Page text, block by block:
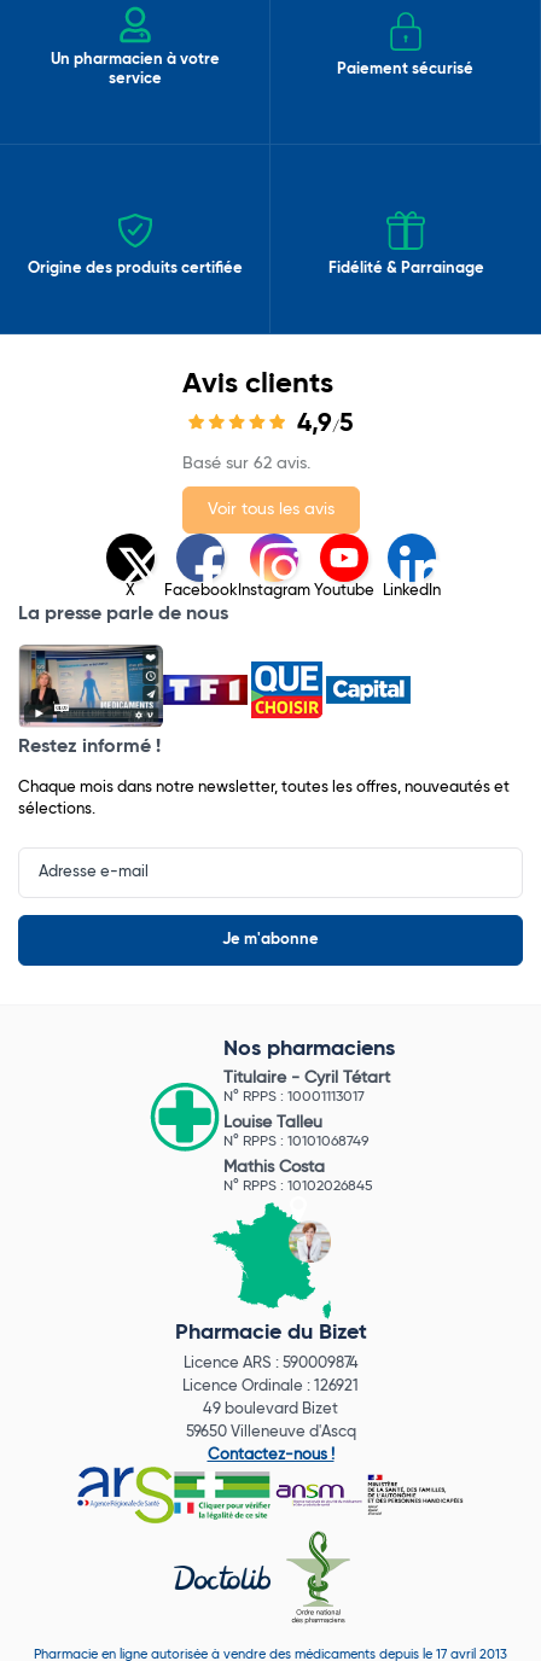
Un pharmacien à votre
service
Paiement sécurisé
Origine des produits certifiée Fidélité & Parrainage
Avis clients
4,9/5
Basé sur 62 avis.
Voir tous les avis
X Facebook Instagram Youtube LinkedIn
La presse parle de nous
Restez informé !
Chaque mois dans notre newsletter, toutes les offres, nouveautés et
sélections.
Input
Newsletter
Nos pharmaciens
Titulaire - Cyril Tétart
N° RPPS : 10001113017
Louise Talleu
N° RPPS : 10101068749
Mathis Costa
N° RPPS : 10102026845
Pharmacie du Bizet
Licence ARS : 590009874
Licence Ordinale : 126921
49 boulevard Bizet
59650 Villeneuve d'Ascq
Contactez-nous !
Pharmacie en ligne autorisée à vendre des médicaments depuis le 17 avril 2013